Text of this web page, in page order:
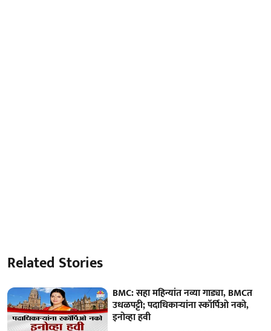
Related Stories
BMC: सहा महिन्यांत नव्या गाड्या, BMCत
उधळपट्टी; पदाधिकाऱ्यांना स्कॉर्पिओ नको,
इनोव्हा हवी